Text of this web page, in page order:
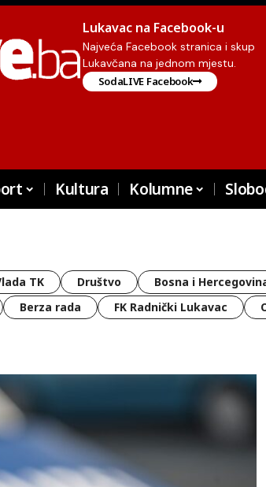
Lukavac na Facebook-u
Najveća Facebook stranica i skup
Lukavčana na jednom mjestu.
SodaLIVE Facebook
Kultura Kolumne
TK Društvo Bosna i
Berza rada FK Radnički Lukavac